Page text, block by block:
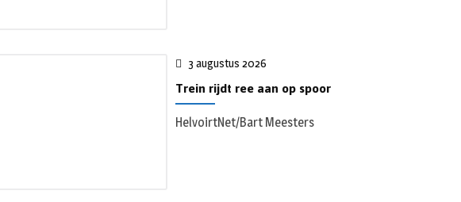
3 augustus 2026
Trein rijdt ree aan op spoor
HelvoirtNet/Bart Meesters